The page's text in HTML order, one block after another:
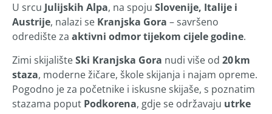
U srcu Julijskih Alpa, na spoju Slovenije, Italije i
Austrije, nalazi se Kranjska Gora – savršeno
odredište za aktivni odmor tijekom cijele godine.
Zimi skijališteSki Kranjska Gora nudi više od 20 km
staza, moderne žičare, škole skijanja i najam opreme.
Pogodno je za početnike i iskusne skijaše, s poznatim
stazama poput Podkorena, gdje se održavaju utrke